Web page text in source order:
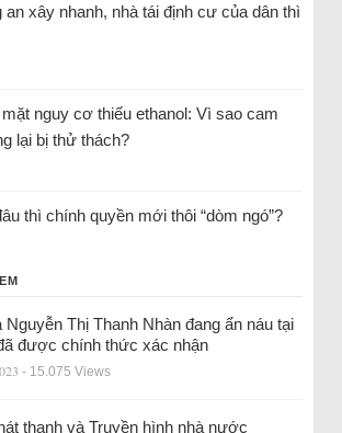
an xây nhanh, nhà tái định cư của dân thì
nguy cơ thiếu ethanol: Vì sao cam
lại bị thử thách?
thì chính quyền mới thôi “dòm ngó”?
Nguyễn Thị Thanh Nhàn đang ẩn náu tại
được chính thức xác nhận
- 15.075 Views
thanh và Truyền hình nhà nước